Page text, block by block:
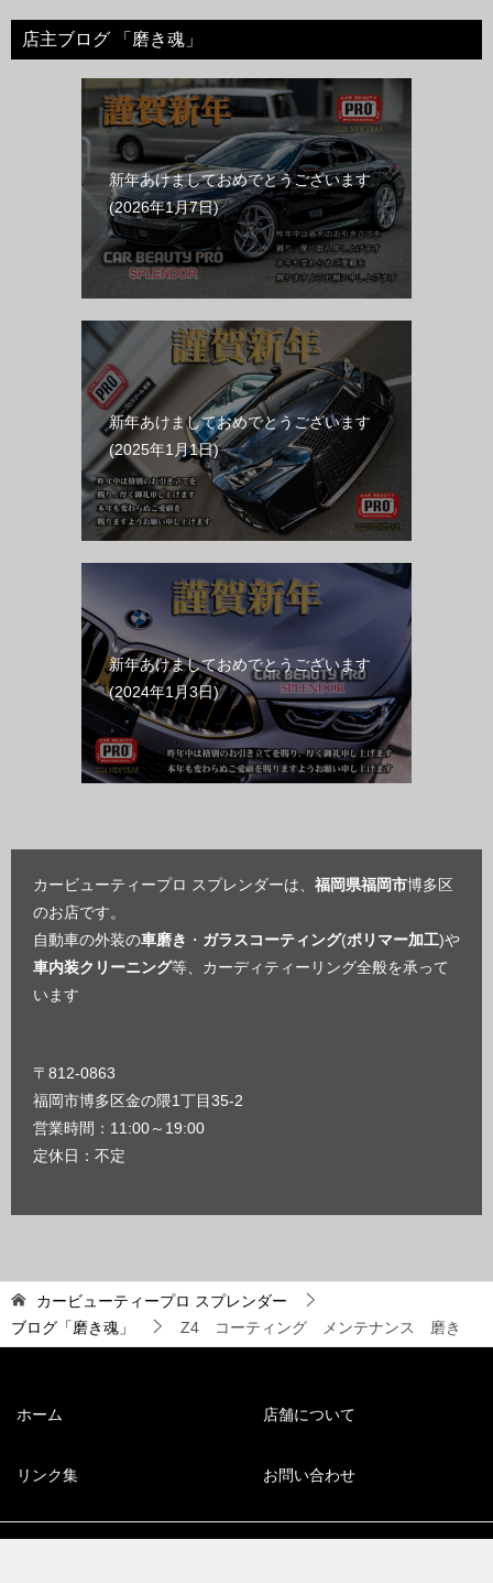
店主ブログ 「磨き魂」
新年あけましておめでとうございます
2026年1月7日
新年あけましておめでとうございます
2025年1月1日
新年あけましておめでとうございます
2024年1月3日
カービューティープロ スプレンダーは、 福岡県福岡市博多区
のお店です。
自動車の外装の車磨き ・ ガラスコーティング(ポリマー加工)や
車内装クリーニング等、カーディティーリング全般を承って
います
〒812-0863
福岡市博多区金の隈1丁目35-2
営業時間：11:00～19:00
定休日：不定
カービューティープロ スプレンダー
ブログ「磨き魂」
Z4 コーティング メンテナンス 磨き
ホーム 店舗について
リンク集 お問い合わせ